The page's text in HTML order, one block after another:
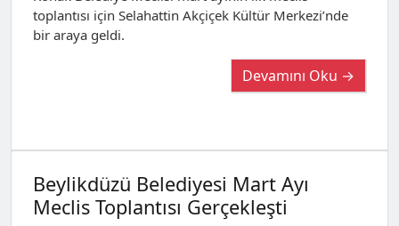
toplantısı için Selahattin Akçiçek Kültür Merkezi’nde
bir araya geldi.
Devamını Oku →
Beylikdüzü Belediyesi Mart Ayı
Meclis Toplantısı Gerçekleşti